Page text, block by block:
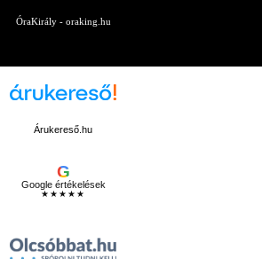
ÓraKirály - oraking.hu
Árukereső.hu
G
Google értékelések
★★★★★